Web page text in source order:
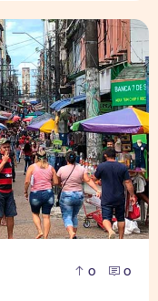
0 0
mas não